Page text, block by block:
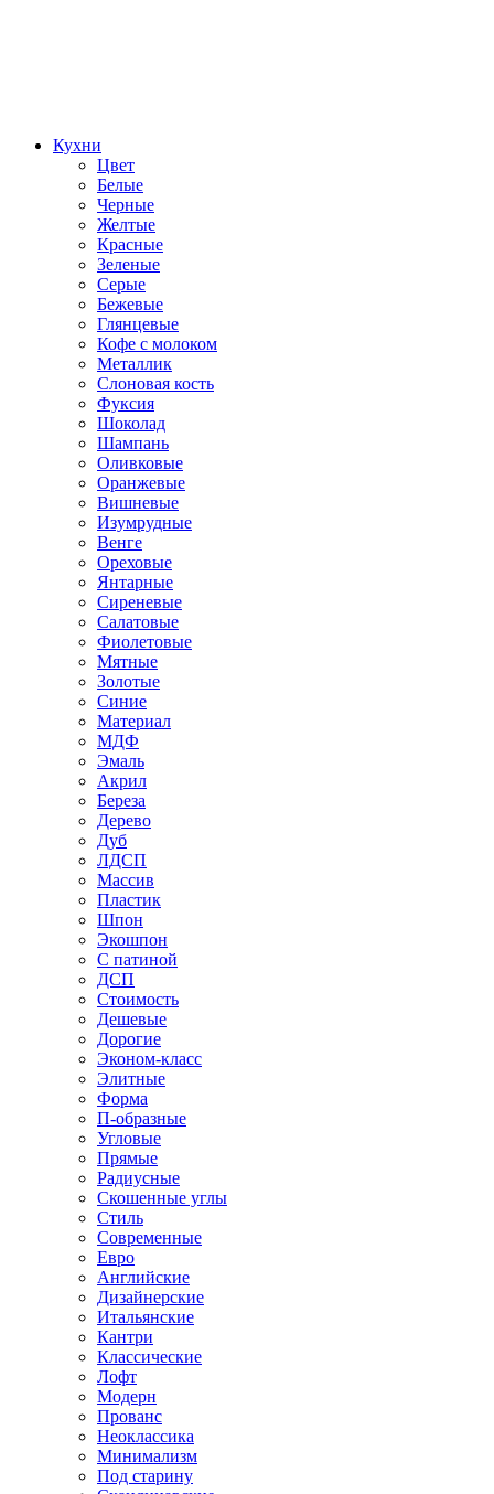
Кухни
Цвет
Белые
Черные
Желтые
Красные
Зеленые
Серые
Бежевые
Глянцевые
Кофе с молоком
Металлик
Слоновая кость
Фуксия
Шоколад
Шампань
Оливковые
Оранжевые
Вишневые
Изумрудные
Венге
Ореховые
Янтарные
Сиреневые
Салатовые
Фиолетовые
Мятные
Золотые
Синие
Материал
МДФ
Эмаль
Акрил
Береза
Дерево
Дуб
ЛДСП
Массив
Пластик
Шпон
Экошпон
С патиной
ДСП
Стоимость
Дешевые
Дорогие
Эконом-класс
Элитные
Форма
П-образные
Угловые
Прямые
Радиусные
Скошенные углы
Стиль
Современные
Евро
Английские
Дизайнерские
Итальянские
Кантри
Классические
Лофт
Модерн
Прованс
Неоклассика
Минимализм
Под старину